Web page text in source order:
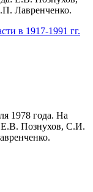
Лавренченко.
в 1917-1991 гг.
1978 года. На
Е.В. Познухов, С.И.